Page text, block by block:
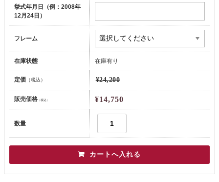
挙式年月日（例：2008年
12月24日）
フレーム
在庫状態 在庫有り
定価（税込） ¥24,200
販売価格（税込） ¥14,750
数量